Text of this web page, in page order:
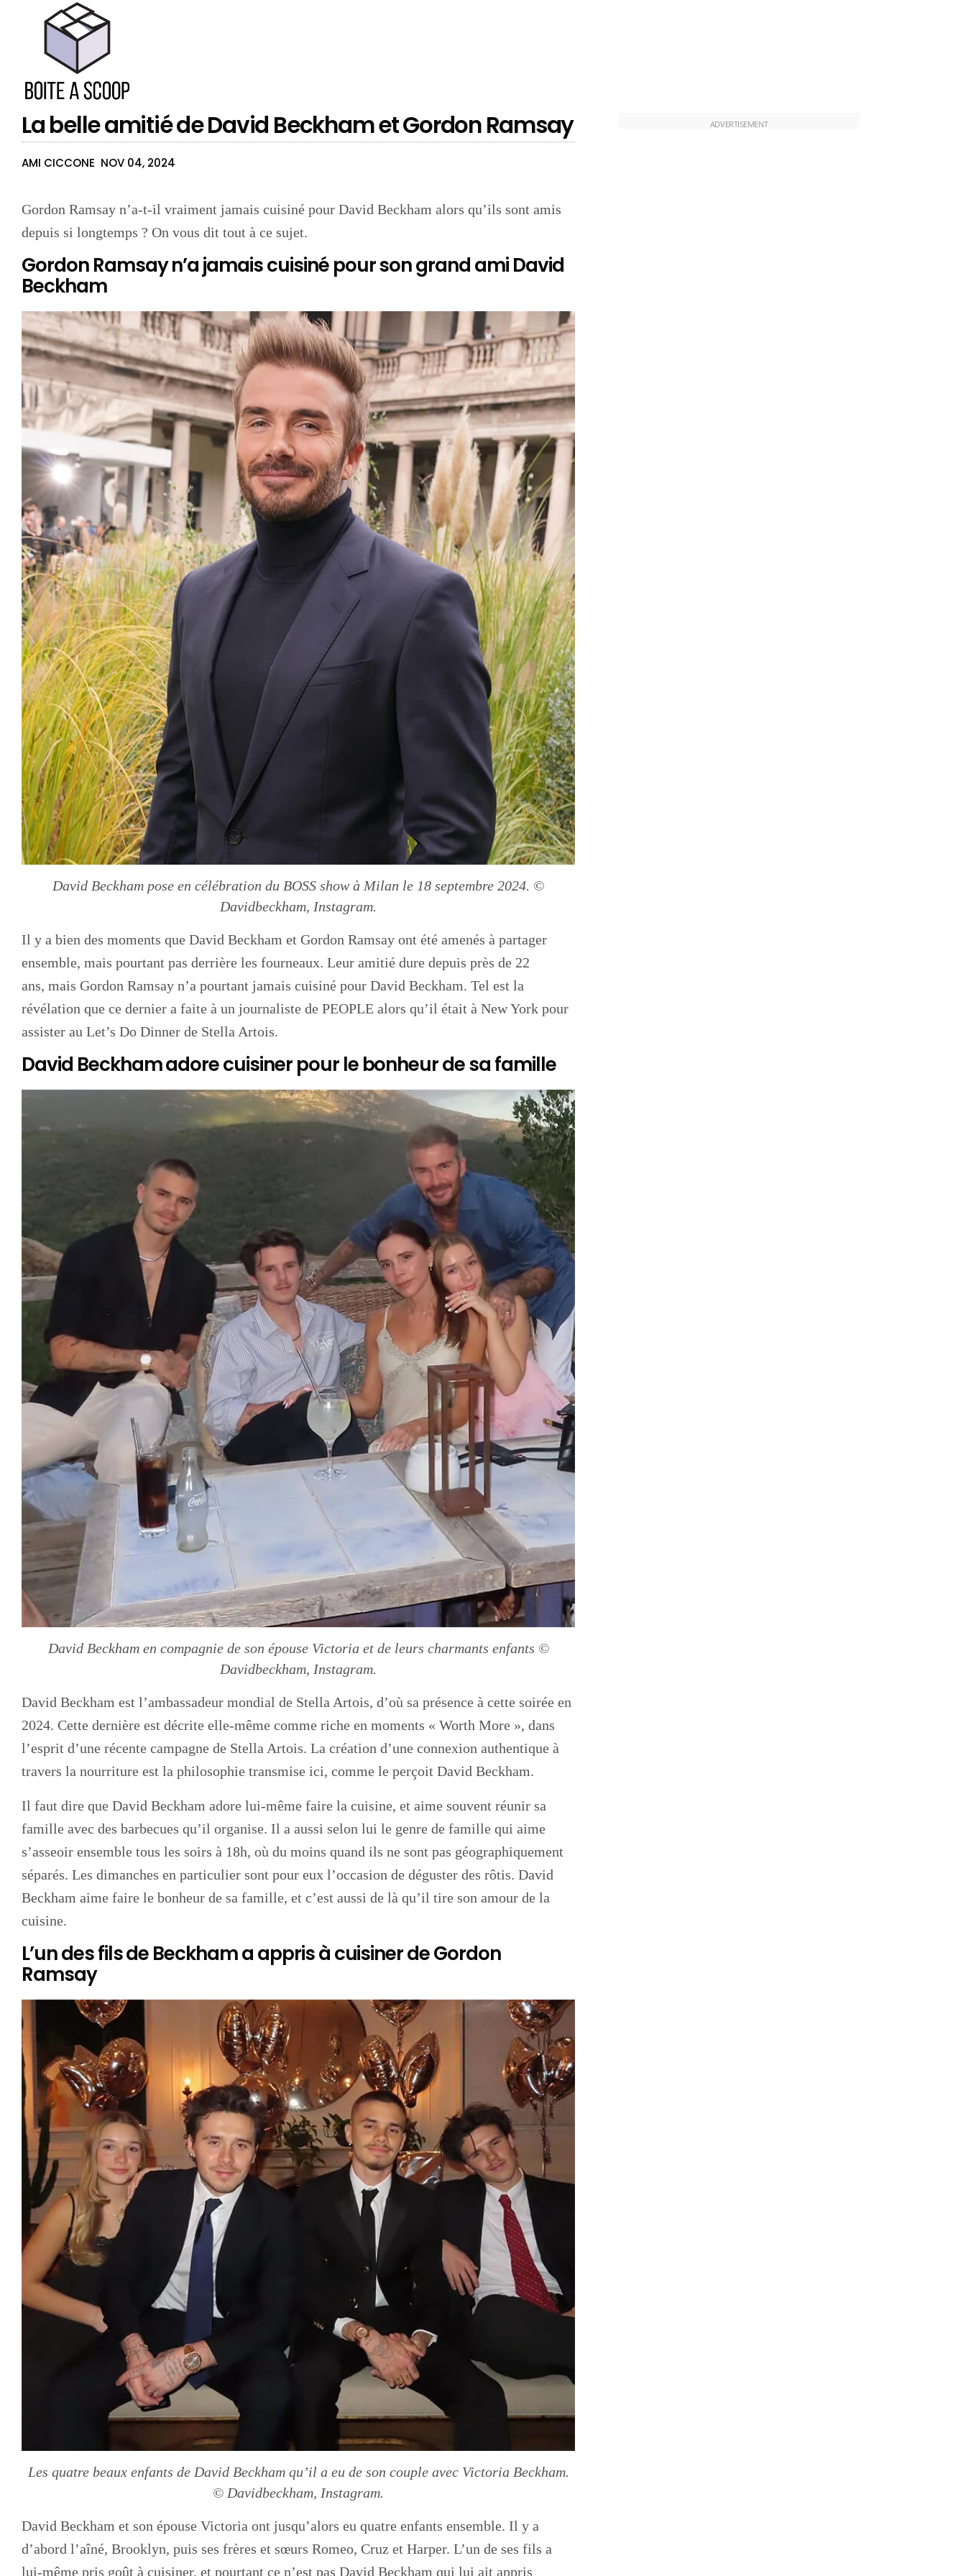
La belle amitié de David Beckham et Gordon Ramsay
AMI CICCONE NOV 04, 2024
Gordon Ramsay n’a-t-il vraiment jamais cuisiné pour David Beckham alors qu’ils sont amis
depuis si longtemps ? On vous dit tout à ce sujet.
Gordon Ramsay n’a jamais cuisiné pour son grand ami David
Beckham
David Beckham pose en célébration du BOSS show à Milan le 18 septembre 2024. ©
Davidbeckham, Instagram.
Il y a bien des moments que David Beckham et Gordon Ramsay ont été amenés à partager
ensemble, mais pourtant pas derrière les fourneaux. Leur amitié dure depuis près de 22
ans, mais Gordon Ramsay n’a pourtant jamais cuisiné pour David Beckham. Tel est la
révélation que ce dernier a faite à un journaliste de PEOPLE alors qu’il était à New York pour
assister au Let’s Do Dinner de Stella Artois.
David Beckham adore cuisiner pour le bonheur de sa famille
David Beckham en compagnie de son épouse Victoria et de leurs charmants enfants ©
Davidbeckham, Instagram.
David Beckham est l’ambassadeur mondial de Stella Artois, d’où sa présence à cette soirée en
2024. Cette dernière est décrite elle-même comme riche en moments « Worth More », dans
l’esprit d’une récente campagne de Stella Artois. La création d’une connexion authentique à
travers la nourriture est la philosophie transmise ici, comme le perçoit David Beckham.
Il faut dire que David Beckham adore lui-même faire la cuisine, et aime souvent réunir sa
famille avec des barbecues qu’il organise. Il a aussi selon lui le genre de famille qui aime
s’asseoir ensemble tous les soirs à 18h, où du moins quand ils ne sont pas géographiquement
séparés. Les dimanches en particulier sont pour eux l’occasion de déguster des rôtis. David
Beckham aime faire le bonheur de sa famille, et c’est aussi de là qu’il tire son amour de la
cuisine.
L’un des fils de Beckham a appris à cuisiner de Gordon
Ramsay
Les quatre beaux enfants de David Beckham qu’il a eu de son couple avec Victoria Beckham.
© Davidbeckham, Instagram.
David Beckham et son épouse Victoria ont jusqu’alors eu quatre enfants ensemble. Il y a
d’abord l’aîné, Brooklyn, puis ses frères et sœurs Romeo, Cruz et Harper. L’un de ses fils a
lui-même pris goût à cuisiner, et pourtant ce n’est pas David Beckham qui lui ait appris
ADVERTISEMENT